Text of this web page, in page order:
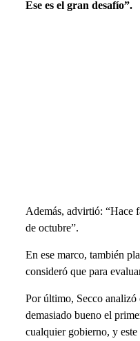
Ese es el gran desafío”.
Además, advirtió: “Hace
de octubre”.
En ese marco, también
consideró que para
Por último, Secco analizó
demasiado bueno el
cualquier gobierno, y